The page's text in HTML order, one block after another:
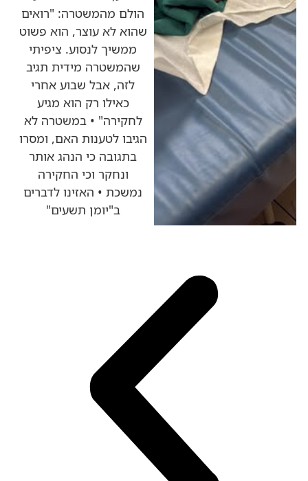
הולם מהמשטרה: "רואים
שהוא לא עוצר, הוא פשוט
ממשיך לנסוע. ציפיתי
שהמשטרה מידית תגיב
לזה, אבל שבוע אחרי
כאילו רק הוא מגיע
לחקירה" • במשטרה לא
הגיבו לטענות האם, ומסרו
בתגובה כי הנהג אותר
ונחקר וכי החקירה
נמשכת • האזינו לדברים
ב"יומן תשעים"